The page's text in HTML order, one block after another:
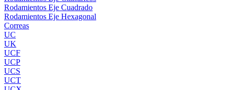
Rodamientos Eje Cuadrado
Rodamientos Eje Hexagonal
Correas
UC
UK
UCF
UCP
UCS
UCT